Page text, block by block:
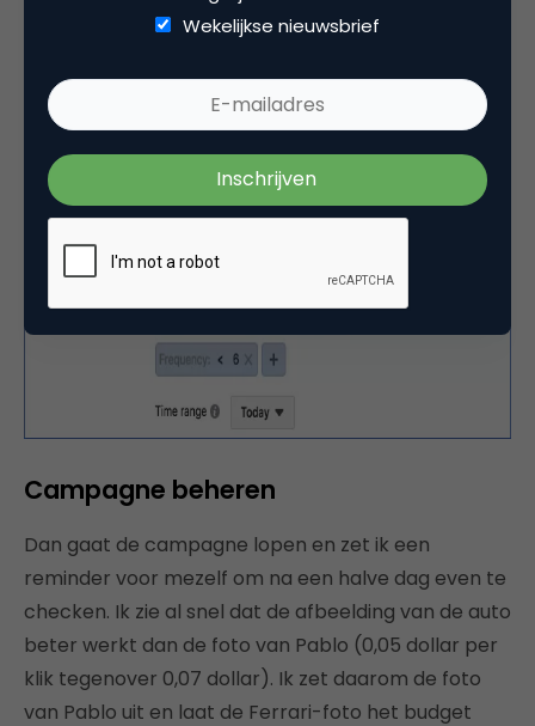
Campagne beheren
Dan gaat de campagne lopen en zet ik een
reminder voor mezelf om na een halve dag even te
checken. Ik zie al snel dat de afbeelding van de auto
beter werkt dan de foto van Pablo (0,05 dollar per
klik tegenover 0,07 dollar). Ik zet daarom de foto
van Pablo uit en laat de Ferrari-foto het budget
Wekelijkse nieuwsbrief